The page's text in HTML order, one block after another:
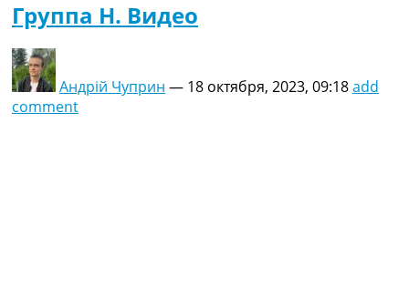
Группа H. Видео
Андрій Чуприн — 18 октября, 2023, 09:18add
comment